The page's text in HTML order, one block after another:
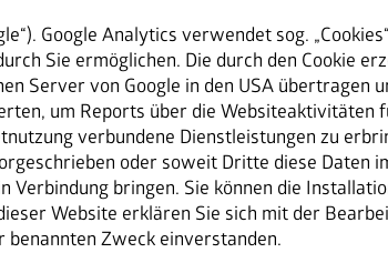
Google Analytics verwendet sog.
Sie ermöglichen. Die durch den Cookie
Server von Google in den USA übertragen
um Reports über die Websiteaktivitäten
verbundene Dienstleistungen zu
oder soweit Dritte diese Daten
bringen. Sie können die
Website erklären Sie sich mit der
benannten Zweck einverstanden.